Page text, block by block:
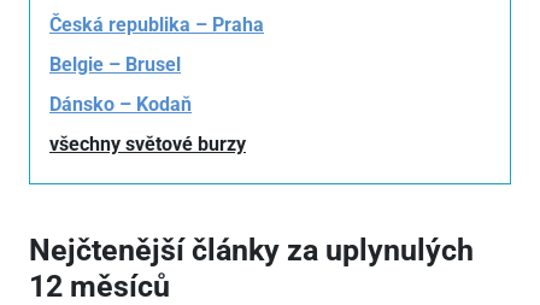
Česká republika – Praha
Belgie – Brusel
Dánsko – Kodaň
všechny světové burzy
Nejčtenější články za uplynulých
12 měsíců